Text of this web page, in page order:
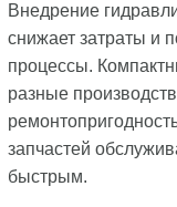
Внедрение
снижает затраты и
процессы.
разные
запчастей
быстрым.